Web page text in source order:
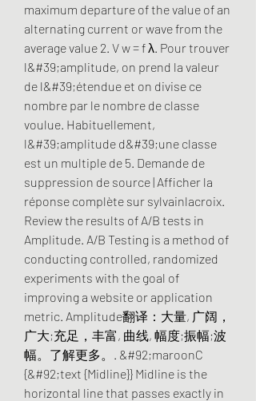
maximum departure of the value of an
alternating current or wave from the
average value 2. V w = f λ. Pour trouver
l&#39;amplitude, on prend la valeur
de l&#39;étendue et on divise ce
nombre par le nombre de classe
voulue. Habituellement,
l&#39;amplitude d&#39;une classe
est un multiple de 5. Demande de
suppression de source | Afficher la
réponse complète sur sylvainlacroix.
Review the results of A/B tests in
Amplitude. A/B Testing is a method of
conducting controlled, randomized
experiments with the goal of
improving a website or application
metric. Amplitude翻译：大量, 广阔，
广大;充足，丰富, 曲线, 幅度;振幅;波
幅。了解更多。. &#92;maroonC
{&#92;text {Midline}} Midline is the
horizontal line that passes exactly in